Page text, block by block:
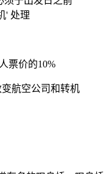
' 处理
票价的10%
航空公司和转机